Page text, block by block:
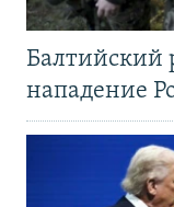
Балтийский
нападение